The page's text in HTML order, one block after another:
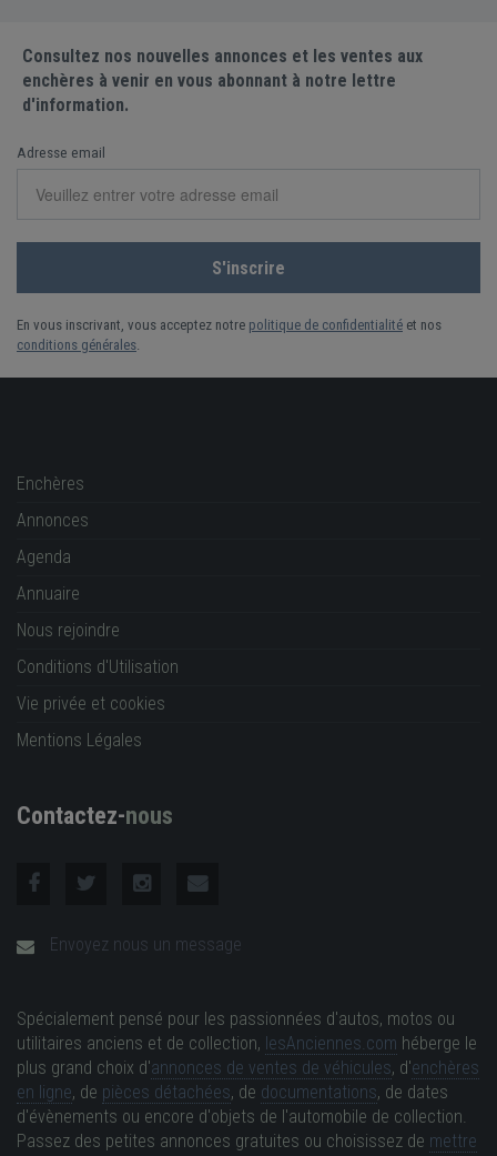
Consultez nos nouvelles annonces et les ventes aux
enchères à venir en vous abonnant à notre lettre
d'information.
Adresse email
En vous inscrivant, vous acceptez notre politique de confidentialité et nos
conditions générales.
Enchères
Annonces
Agenda
Annuaire
Nous rejoindre
Conditions d'Utilisation
Vie privée et cookies
Mentions Légales
Contactez-nous
Envoyez nous un message
Spécialement pensé pour les passionnées d'autos, motos ou
utilitaires anciens et de collection, lesAnciennes.com héberge le
plus grand choix d'annonces de ventes de véhicules, d'enchères
en ligne, de pièces détachées, de documentations, de dates
d'évènements ou encore d'objets de l'automobile de collection.
Passez des petites annonces gratuites ou choisissez de mettre